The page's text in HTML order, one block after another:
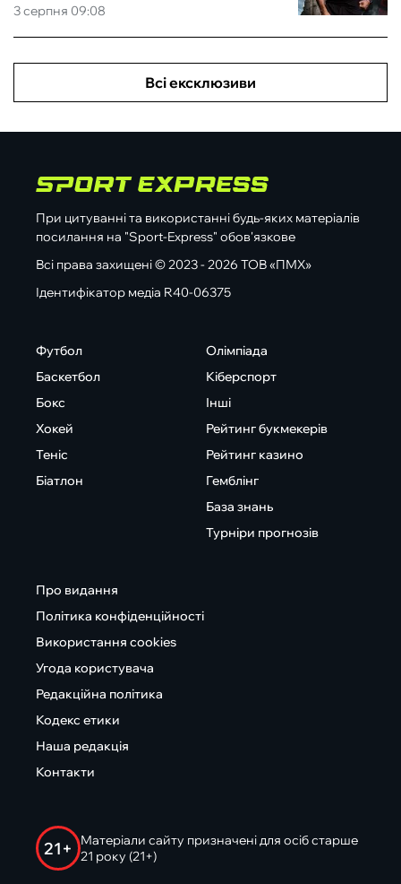
3 серпня 09:08
Всі ексклюзиви
При цитуванні та використанні будь-яких матеріалів
посилання на "Sport-Express" обов'язкове
Всі права захищені © 2023 - 2026 ТОВ «ПМХ»
Ідентифікатор медіа R40-06375
Футбол
Баскетбол
Бокс
Хокей
Теніс
Біатлон
Олімпіада
Кіберспорт
Інші
Рейтинг букмекерів
Рейтинг казино
Гемблінг
База знань
Турніри прогнозів
Про видання
Політика конфіденційності
Використання cookies
Угода користувача
Редакційна політика
Кодекс етики
Наша редакція
Контакти
21+
Матеріали сайту призначені для осіб старше
21 року (21+)